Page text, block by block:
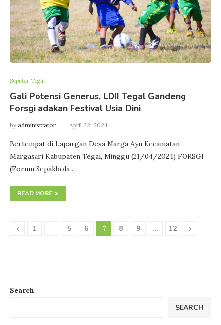
Seputar Tegal
Gali Potensi Generus, LDII Tegal Gandeng
Forsgi adakan Festival Usia Dini
by administrator April 22, 2024
Bertempat di Lapangan Desa Marga Ayu Kecamatan
Margasari Kabupaten Tegal, Minggu (21/04/2024) FORSGI
(Forum Sepakbola …
READ MORE
1 … 5 6 7 8 9 … 12
Search
SEARCH